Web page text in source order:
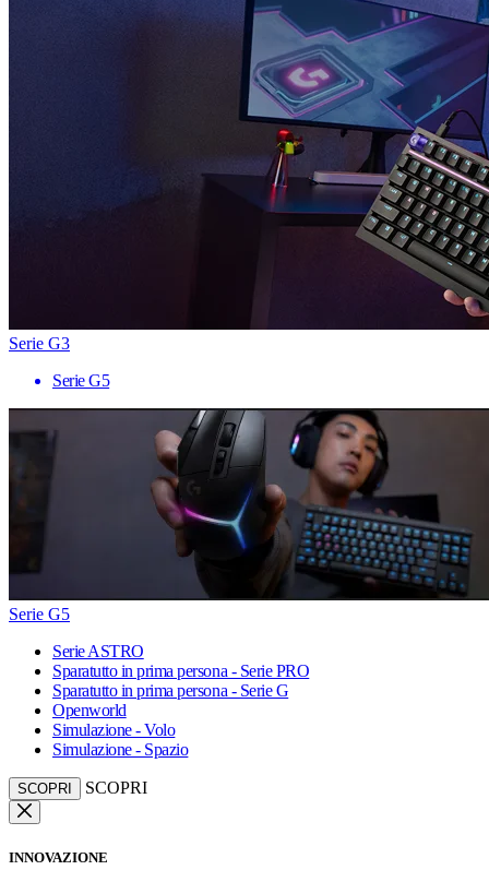
Serie G3
Serie G5
Serie G5
Serie ASTRO
Sparatutto in prima persona - Serie PRO
Sparatutto in prima persona - Serie G
Openworld
Simulazione - Volo
Simulazione - Spazio
SCOPRI SCOPRI
INNOVAZIONE